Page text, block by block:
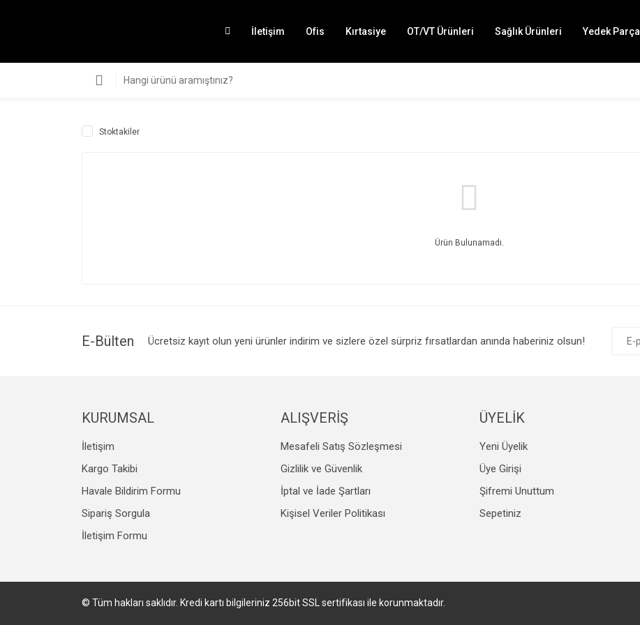
İletişim Ofis Kırtasiye OT/VT Ürünleri Sağlık Ürünleri Yedek Parça
Stoktakiler
Ürün Bulunamadı.
E-Bülten Ücretsiz kayıt olun yeni ürünler indirim ve sizlere özel sürpriz fırsatlardan anında haberiniz olsun!
KURUMSAL
İletişim
Kargo Takibi
Havale Bildirim Formu
Sipariş Sorgula
İletişim Formu
ALIŞVERİŞ
Mesafeli Satış Sözleşmesi
Gizlilik ve Güvenlik
İptal ve İade Şartları
Kişisel Veriler Politikası
ÜYELİK
Yeni Üyelik
Üye Girişi
Şifremi Unuttum
Sepetiniz
© Tüm hakları saklıdır. Kredi kartı bilgileriniz 256bit SSL sertifikası ile korunmaktadır.